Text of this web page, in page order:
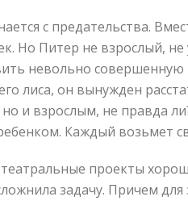
с предательства.
Но Питер не взрослый,
невольно
лиса, он вынужден
и взрослым, не правда
Каждый возьмет
проекты
задачу. Причем для